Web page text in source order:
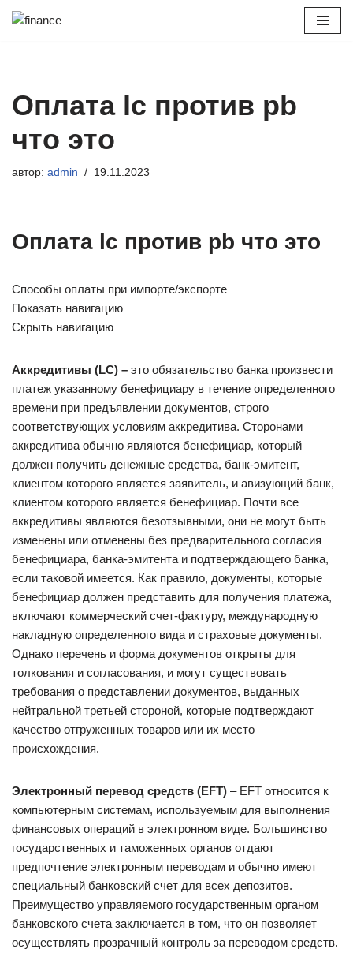
Оплата lc против pb
что это
автор: admin 19.11.2023
Оплата lc против pb что это
Способы оплаты при импорте/экспорте
Показать навигацию
Скрыть навигацию
Аккредитивы (LC) – это обязательство банка произвести
платеж указанному бенефициару в течение определенного
времени при предъявлении документов, строго
соответствующих условиям аккредитива. Сторонами
аккредитива обычно являются бенефициар, который
должен получить денежные средства, банк-эмитент,
клиентом которого является заявитель, и авизующий банк,
клиентом которого является бенефициар. Почти все
аккредитивы являются безотзывными, они не могут быть
изменены или отменены без предварительного согласия
бенефициара, банка-эмитента и подтверждающего банка,
если таковой имеется. Как правило, документы, которые
бенефициар должен представить для получения платежа,
включают коммерческий счет-фактуру, международную
накладную определенного вида и страховые документы.
Однако перечень и форма документов открыты для
толкования и согласования, и могут существовать
требования о представлении документов, выданных
нейтральной третьей стороной, которые подтверждают
качество отгруженных товаров или их место
происхождения.
Электронный перевод средств (EFT) – EFT относится к
компьютерным системам, используемым для выполнения
финансовых операций в электронном виде. Большинство
государственных и таможенных органов отдают
предпочтение электронным переводам и обычно имеют
специальный банковский счет для всех депозитов.
Преимущество управляемого государственным органом
банковского счета заключается в том, что он позволяет
осуществлять прозрачный контроль за переводом средств.